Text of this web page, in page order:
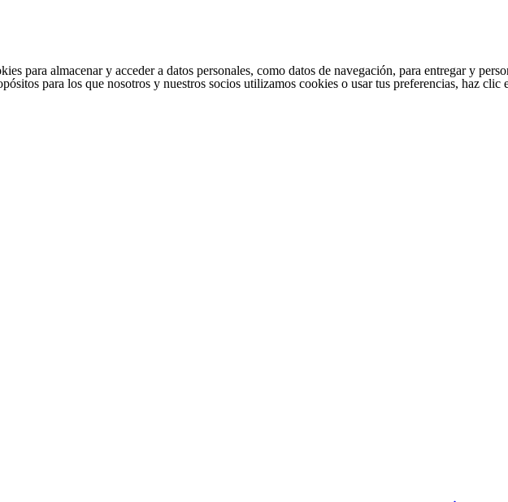
para almacenar y acceder a datos personales, como datos de navegación, para entregar y
para los que nosotros y nuestros socios utilizamos cookies o usar tus preferencias, haz